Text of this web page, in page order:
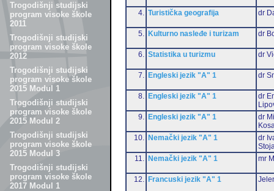
Trogodišnji studijski
program visoke škole
2011
Trogodišnji studijski
program visoke škole
2012
Trogodišnji studijski
program visoke škole
2015 Modul 1
Trogodišnji studijski
program visoke škole
2015 Modul 2
Trogodišnji studijski
program visoke škole
2015 Modul 3
Trogodišnji studijski
program visoke škole
2017 Modul 1
4. Turistička geografija dr
5. Kulturno nasleđe i turizam dr
6. Statistika u turizmu dr
7. Engleski jezik "A" 1 dr
8. Engleski jezik "A" 1
dr
9.
Engleski jezik "A" 1
dr
10.
Nemački jezik "A" 1
dr
11.
Nemački jezik "A" 1 mr
12. Francuski jezik "A" 1